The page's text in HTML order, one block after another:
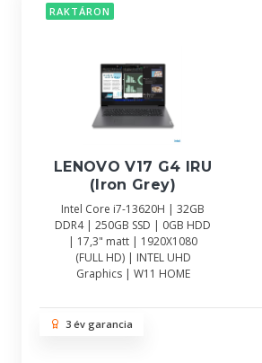
RAKTÁRON
LENOVO V17 G4 IRU
(Iron Grey)
Intel Core i7-13620H | 32GB
DDR4 | 250GB SSD | 0GB HDD
| 17,3" matt | 1920X1080
(FULL HD) | INTEL UHD
Graphics | W11 HOME
3 év garancia